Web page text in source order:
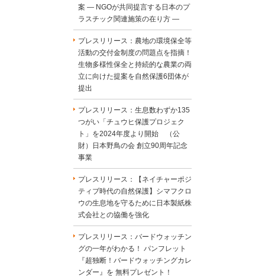
案 ― NGOが共同提言する日本のプ
ラスチック関連施策の在り方 ―
プレスリリース：農地の環境保全等
活動の交付金制度の問題点を指摘！
生物多様性保全と持続的な農業の両
立に向けた提案を自然保護6団体が
提出
プレスリリース：生息数わずか135
つがい「チュウヒ保護プロジェク
ト」を2024年度より開始 （公
財）日本野鳥の会 創立90周年記念
事業
プレスリリース：【ネイチャーポジ
ティブ時代の自然保護】シマフクロ
ウの生息地を守るために日本製紙株
式会社との協働を強化
プレスリリース：バードウォッチン
グの一年がわかる！ パンフレット
『超独断！バードウォッチングカレ
ンダー』を 無料プレゼント！